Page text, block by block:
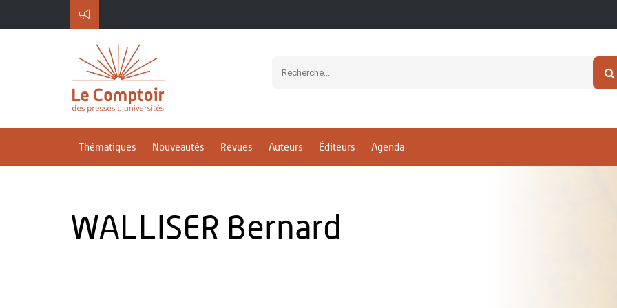
Thématiques Nouveautés Revues Auteurs Éditeurs Agenda
WALLISER Bernard